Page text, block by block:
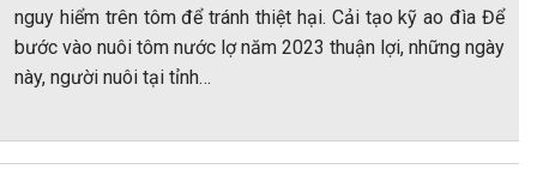
nguy hiểm trên tôm để tránh thiệt hại. Cải tạo kỹ ao đìa Để
bước vào nuôi tôm nước lợ năm 2023 thuận lợi, những ngày
này, người nuôi tại tỉnh…